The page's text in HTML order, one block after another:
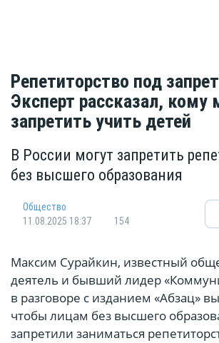
Репетиторство под
Эксперт рассказал, кому
запретить учить детей
В России могут запретить
без высшего образования
Общество
11.08.2025 18:37
154
Максим Сурайкин, известный
деятель и бывший лидер
в разговоре с изданием «Абзац»
чтобы лицам без высшего
запретили заниматься